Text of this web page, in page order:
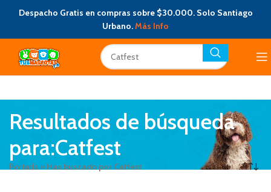
Despacho Gratis en compras sobre $30.000. Solo Santiago
Urbano.Más Info
Resultados de búsqueda
para:Catfest
Portada » Has buscado por Catfest